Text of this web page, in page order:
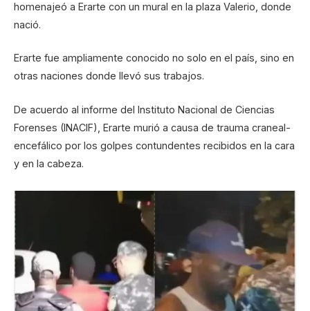
homenajeó a Erarte con un mural en la plaza Valerio, donde
nació.
Erarte fue ampliamente conocido no solo en el país, sino en
otras naciones donde llevó sus trabajos.
De acuerdo al informe del Instituto Nacional de Ciencias
Forenses (INACIF), Erarte murió a causa de trauma craneal-
encefálico por los golpes contundentes recibidos en la cara
y en la cabeza.